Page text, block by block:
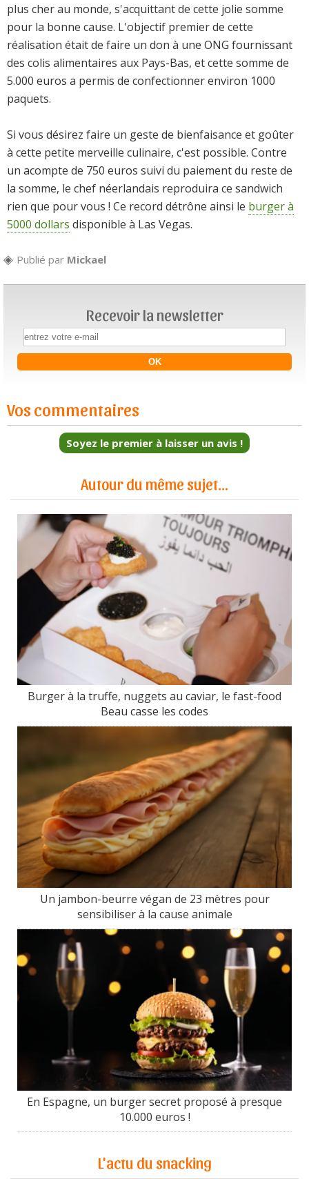
plus cher au monde, s'acquittant de cette jolie somme
pour la bonne cause. L'objectif premier de cette
réalisation était de faire un don à une ONG fournissant
des colis alimentaires aux Pays-Bas, et cette somme de
5.000 euros a permis de confectionner environ 1000
paquets.
Si vous désirez faire un geste de bienfaisance et goûter
à cette petite merveille culinaire, c'est possible. Contre
un acompte de 750 euros suivi du paiement du reste de
la somme, le chef néerlandais reproduira ce sandwich
rien que pour vous ! Ce record détrône ainsi le burger à
5000 dollars disponible à Las Vegas.
Publié par Mickael
Recevoir la newsletter
Vos commentaires
Soyez le premier à laisser un avis !
Autour du même sujet...
Burger à la truffe, nuggets au caviar, le fast-food
Beau casse les codes
Un jambon-beurre végan de 23 mètres pour
sensibiliser à la cause animale
En Espagne, un burger secret proposé à presque
10.000 euros !
L'actu du snacking